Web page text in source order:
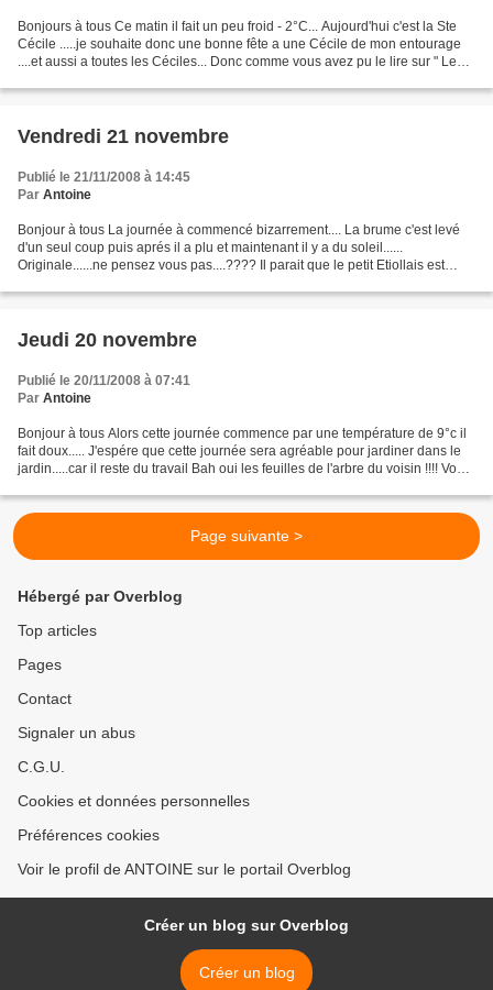
Bonjours à tous Ce matin il fait un peu froid - 2°C... Aujourd'hui c'est la Ste
Cécile .....je souhaite donc une bonne fête a une Cécile de mon entourage
....et aussi a toutes les Céciles... Donc comme vous avez pu le lire sur " Le
Vendredi 21 novembre
Publié le 21/11/2008 à 14:45
Par Antoine
Bonjour à tous La journée à commencé bizarrement.... La brume c'est levé
d'un seul coup puis aprés il a plu et maintenant il y a du soleil......
Originale......ne pensez vous pas....???? Il parait que le petit Etiollais est
Jeudi 20 novembre
Publié le 20/11/2008 à 07:41
Par Antoine
Bonjour à tous Alors cette journée commence par une température de 9°c il
fait doux..... J'espére que cette journée sera agréable pour jardiner dans le
jardin.....car il reste du travail Bah oui les feuilles de l'arbre du voisin !!!! Vous
Page suivante >
Hébergé par Overblog
Top articles
Pages
Contact
Signaler un abus
C.G.U.
Cookies et données personnelles
Préférences cookies
Voir le profil de ANTOINE sur le portail Overblog
Créer un blog sur Overblog
Créer un blog